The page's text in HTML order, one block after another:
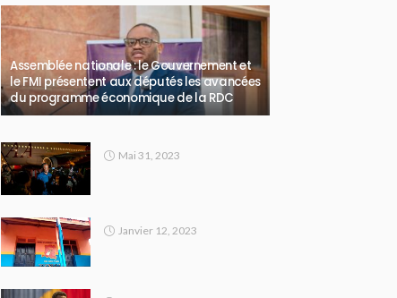
Assemblée nationale : le Gouvernement et
le FMI présentent aux députés les avancées
du programme économique de la RDC
Mai 31, 2023
Janvier 12, 2023